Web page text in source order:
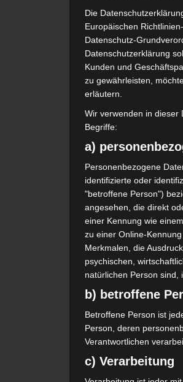
Die
Europäischen
Datenschutz-
Datenschutzerklärung
Kunden und
zu gewährleisten,
erläutern.
Wir verwenden in dieser
Begriffe:
a)
Personenbezogene
identifizierte oder
"betroffene Person")
angesehen, die direkt
einer Kennung wie
zu einer Online-
Merkmalen, die
psychischen,
natürlichen Person sind,
b) betroffene
Betroffene Person ist
Person, deren
Verantwortlichen
c) Verarbeitung